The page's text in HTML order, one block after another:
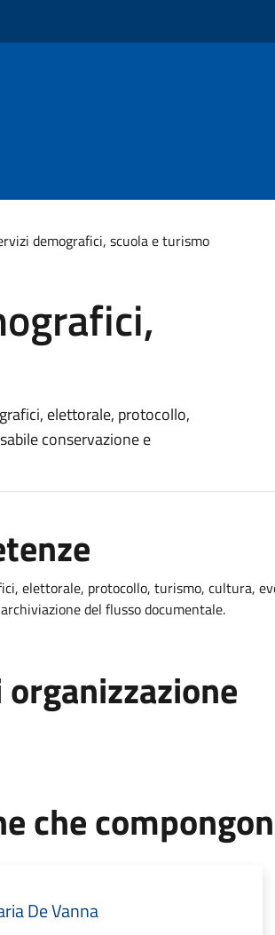
demografici, scuola e turismo
elettorale, protocollo,
conservazione e
elettorale, protocollo, turismo, cultura,
del flusso documentale.
che
De Vanna